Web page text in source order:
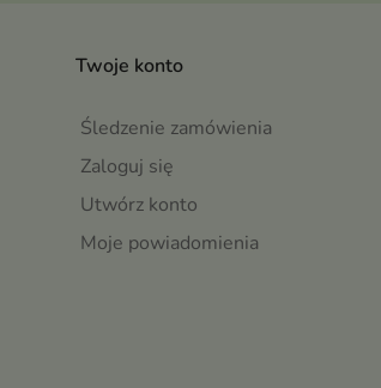
Twoje konto
Śledzenie zamówienia
Zaloguj się
Utwórz konto
Moje powiadomienia